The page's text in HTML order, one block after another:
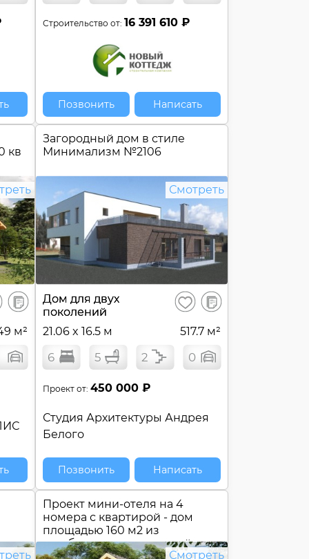
Строительство от:16 391 610 ₽
Позвонить Написать
кв
В
сравнение
м²
Загородный дом в стиле
Минимализм №2106
Смотреть
Дом для двух
поколений
Сохранить
В
сравнение
21.06 x 16.5 м 517.7 м²
6 5 2 0
Проект от:450 000 ₽
Студия Архитектуры Андрея
Белого
Позвонить Написать
Проект мини-отеля на 4
номера с квартирой - дом
площадью 160 м2 из
газобетона с двухскатной
Смотреть